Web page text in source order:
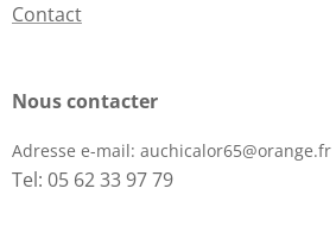
Contact
Nous contacter
Adresse e-mail: auchicalor65@orange.fr
Tel: 05 62 33 97 79